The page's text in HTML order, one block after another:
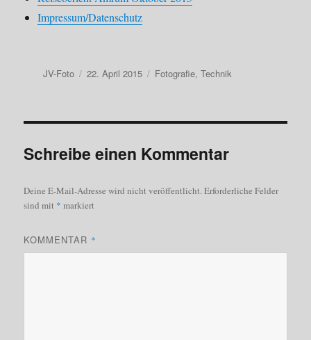
Impressum/Datenschutz
Autor
JV-Foto
Veröffentlicht
22. April 2015 Kategorien
Fotografie,Technik
Schreibe einen Kommentar
Deine E-Mail-Adresse wird nicht veröffentlicht. Erforderliche Felder
sind mit * markiert
KOMMENTAR *